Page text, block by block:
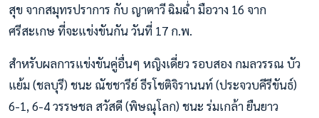
สุข จากสมุทรปราการ กับ ญาตาวี ฉิมฉ่ำ มือวาง 16 จาก
ศรีสะเกษ ที่จะแข่งขันกัน วันที่ 17 ก.พ.
สำหรับผลการแข่งขันคู่อื่นๆ หญิงเดี่ยว รอบสอง กมลวรรณ บัว
แย้ม (ชลบุรี) ชนะ ณัชชารีย์ ธีรโชติจิรานนท์ (ประจวบคีรีขันธ์)
6-1, 6-4 วรรษชล สวัสดี (พิษณุโลก) ชนะ ร่มเกล้า ยืนยาว